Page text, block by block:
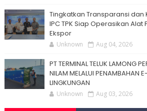
Tingkatkan Transparansi dan
IPC TPK Siap Operasikan
Ekspor
Unknown Aug 04, 2026
PT TERMINAL TELUK LAMONG
NILAM MELALUI PENAMBAHAN
LINGKUNGAN
Unknown Aug 03, 2026